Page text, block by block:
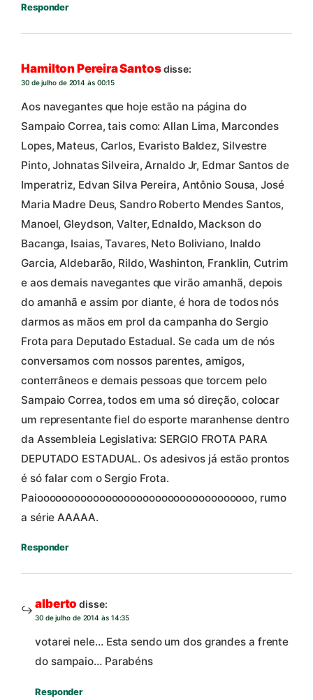
Responder
Hamilton Pereira Santosdisse:
30 de julho de 2014 às 00:15
Aos navegantes que hoje estão na página do
Sampaio Correa, tais como: Allan Lima, Marcondes
Lopes, Mateus, Carlos, Evaristo Baldez, Silvestre
Pinto, Johnatas Silveira, Arnaldo Jr, Edmar Santos de
Imperatriz, Edvan Silva Pereira, Antônio Sousa, José
Maria Madre Deus, Sandro Roberto Mendes Santos,
Manoel, Gleydson, Valter, Ednaldo, Mackson do
Bacanga, Isaias, Tavares, Neto Boliviano, Inaldo
Garcia, Aldebarão, Rildo, Washinton, Franklin, Cutrim
e aos demais navegantes que virão amanhã, depois
do amanhã e assim por diante, é hora de todos nós
darmos as mãos em prol da campanha do Sergio
Frota para Deputado Estadual. Se cada um de nós
conversamos com nossos parentes, amigos,
conterrâneos e demais pessoas que torcem pelo
Sampaio Correa, todos em uma só direção, colocar
um representante fiel do esporte maranhense dentro
da Assembleia Legislativa: SERGIO FROTA PARA
DEPUTADO ESTADUAL. Os adesivos já estão prontos
é só falar com o Sergio Frota.
Paiooooooooooooooooooooooooooooooooooo, rumo
a série AAAAA.
Responder
alberto disse:
30 de julho de 2014 às 14:35
votarei nele… Esta sendo um dos grandes a frente
do sampaio… Parabéns
Responder